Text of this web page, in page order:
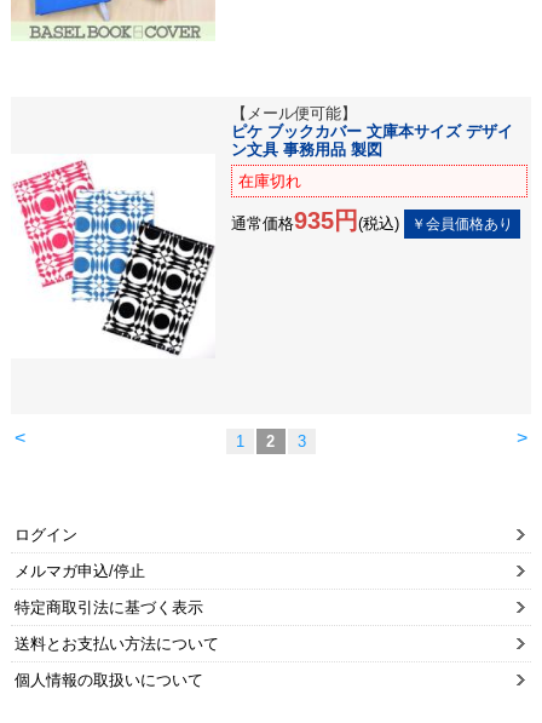
【メール便可能】
ピケ ブックカバー 文庫本サイズ デザイ
ン文具 事務用品 製図
在庫切れ
通常価格935円 (税込)
< >
1 2 3
ログイン
メルマガ申込/停止
特定商取引法に基づく表示
送料とお支払い方法について
個人情報の取扱いについて